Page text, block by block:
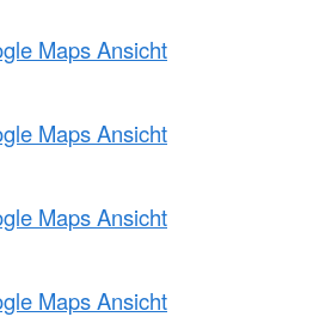
Maps Ansicht
Maps Ansicht
Maps Ansicht
Maps Ansicht